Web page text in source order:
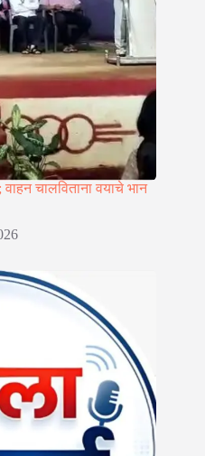
वाहन चालविताना वयाचे भान